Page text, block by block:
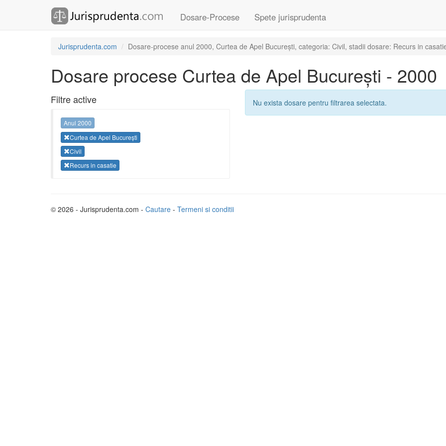
Dosare-Procese Spete jurisprudenta
Jurisprudenta.com Dosare-procese anul 2000, Curtea de Apel București, categoria: Civil, stadii dosare: Recurs in
Dosare procese Curtea de Apel București - 2000
Filtre active
Anul 2000
Curtea de Apel București
Civil
Recurs in casatie
Nu exista dosare pentru filtrarea selectata.
© 2026 - Jurisprudenta.com - Cautare - Termeni si conditii